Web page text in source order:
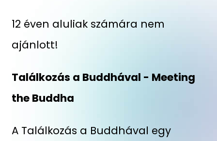
12 éven aluliak számára nem
ajánlott!
Találkozás a Buddhával - Meeting
the Buddha
A Találkozás a Buddhával egy